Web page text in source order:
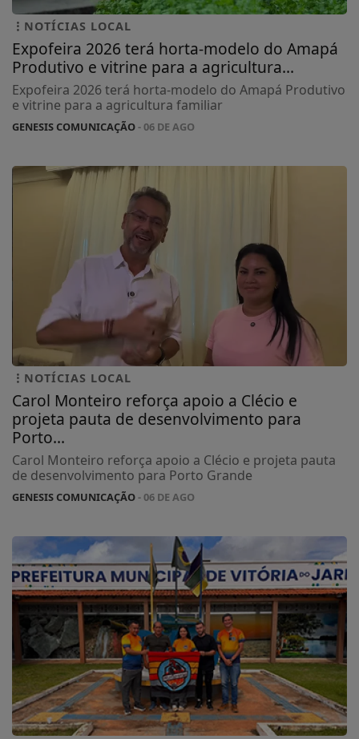
NOTÍCIAS LOCAL
Expofeira 2026 terá horta-modelo do Amapá
Produtivo e vitrine para a agricultura...
Expofeira 2026 terá horta-modelo do Amapá Produtivo
e vitrine para a agricultura familiar
GENESIS COMUNICAÇÃO- 06 DE AGO
NOTÍCIAS LOCAL
Carol Monteiro reforça apoio a Clécio e
projeta pauta de desenvolvimento para
Porto...
Carol Monteiro reforça apoio a Clécio e projeta pauta
de desenvolvimento para Porto Grande
GENESIS COMUNICAÇÃO- 06 DE AGO